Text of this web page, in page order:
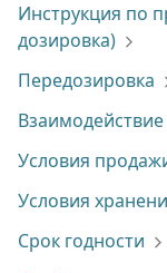
Инструкция по
дозировка)
Передозировка
Взаимодействие
Условия
Условия
Срок годности